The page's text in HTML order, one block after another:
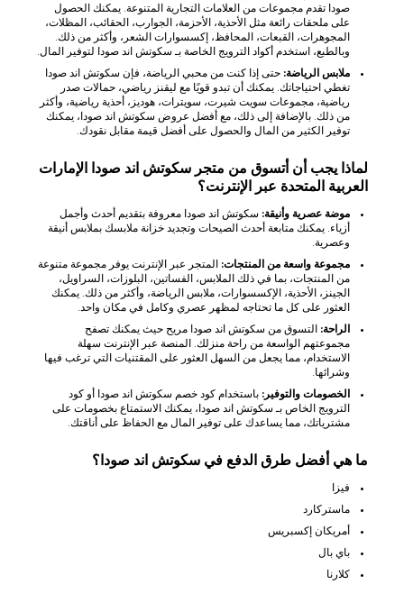
صودا تقدم مجموعات من العلامات التجارية المتنوعة. يمكنك الحصول
على ملحقات رائعة مثل الأحذية، الأحزمة، الجوارب، الحقائب، المظلات،
المجوهرات، القبعات، المحافظ، إكسسوارات الشعر، وأكثر من ذلك.
وبالطبع، استخدم أكواد الترويج الخاصة بـ سكوتش اند صودا لتوفير المال.
ملابس الرياضة: حتى إذا كنت من محبي الرياضة، فإن سكوتش اند صودا
تغطي احتياجاتك. يمكنك أن تبدو قويًا مع ليقنز رياضي، حمالات صدر
رياضية، مجموعات سويت شيرت، سويترات، هوديز، أحذية رياضية، وأكثر
من ذلك. بالإضافة إلى ذلك، مع أفضل عروض سكوتش اند صودا، يمكنك
توفير الكثير من المال والحصول على أفضل قيمة مقابل نقودك.
لماذا يجب أن أتسوق من متجر سكوتش اند صودا الإمارات
العربية المتحدة عبر الإنترنت؟
موضة عصرية وأنيقة: سكوتش اند صودا معروفة بتقديم أحدث وأجمل
أزياء. يمكنك متابعة أحدث الصيحات وتجديد خزانة ملابسك بملابس أنيقة
وعصرية.
مجموعة واسعة من المنتجات: المتجر عبر الإنترنت يوفر مجموعة متنوعة
من المنتجات، بما في ذلك الملابس، الفساتين، البلوزات، السراويل،
الجينز، الأحذية، الإكسسوارات، ملابس الرياضة، وأكثر من ذلك. يمكنك
العثور على كل ما تحتاجه لمظهر عصري وكامل في مكان واحد.
الراحة: التسوق من سكوتش اند صودا مريح حيث يمكنك تصفح
مجموعتهم الواسعة من راحة منزلك. المنصة عبر الإنترنت سهلة
الاستخدام، مما يجعل من السهل العثور على المقتنيات التي ترغب فيها
وشرائها.
الخصومات والتوفير: باستخدام كود خصم سكوتش اند صودا أو كود
الترويج الخاص بـ سكوتش اند صودا، يمكنك الاستمتاع بخصومات على
مشترياتك، مما يساعدك على توفير المال مع الحفاظ على أناقتك.
ما هي أفضل طرق الدفع في سكوتش اند صودا؟
فيزا
ماستركارد
أمريكان إكسبريس
باي بال
كلارنا